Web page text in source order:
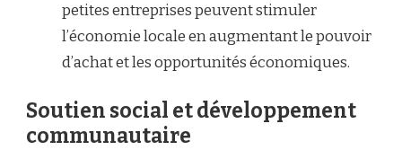
petites entreprises peuvent stimuler
l’économie locale en augmentant le pouvoir
d’achat et les opportunités économiques.
Soutien social et développement
communautaire